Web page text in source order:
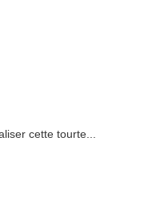
cette tourte...